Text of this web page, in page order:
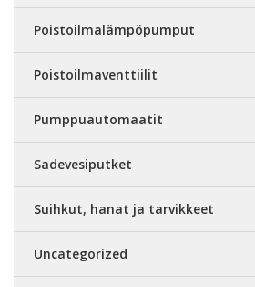
Poistoilmalämpöpumput
Poistoilmaventtiilit
Pumppuautomaatit
Sadevesiputket
Suihkut, hanat ja tarvikkeet
Uncategorized